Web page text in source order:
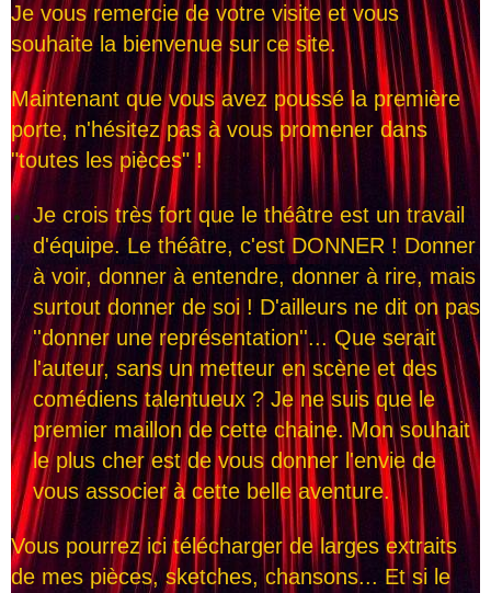
Je vous remercie de votre visite et vous
souhaite la bienvenue sur ce site.
Maintenant que vous avez poussé la première
porte, n'hésitez pas à vous promener dans
"toutes les pièces" !
Je crois très fort que le théâtre est un travail
d'équipe. Le théâtre, c'est DONNER ! Donner
à voir, donner à entendre, donner à rire, mais
surtout donner de soi ! D'ailleurs ne dit on pas
''donner une représentation''... Que serait
l'auteur, sans un metteur en scène et des
comédiens talentueux ? Je ne suis que le
premier maillon de cette chaine. Mon souhait
le plus cher est de vous donner l'envie de
vous associer à cette belle aventure.
Vous pourrez ici télécharger de larges extraits
de mes pièces, sketches, chansons... Et si le